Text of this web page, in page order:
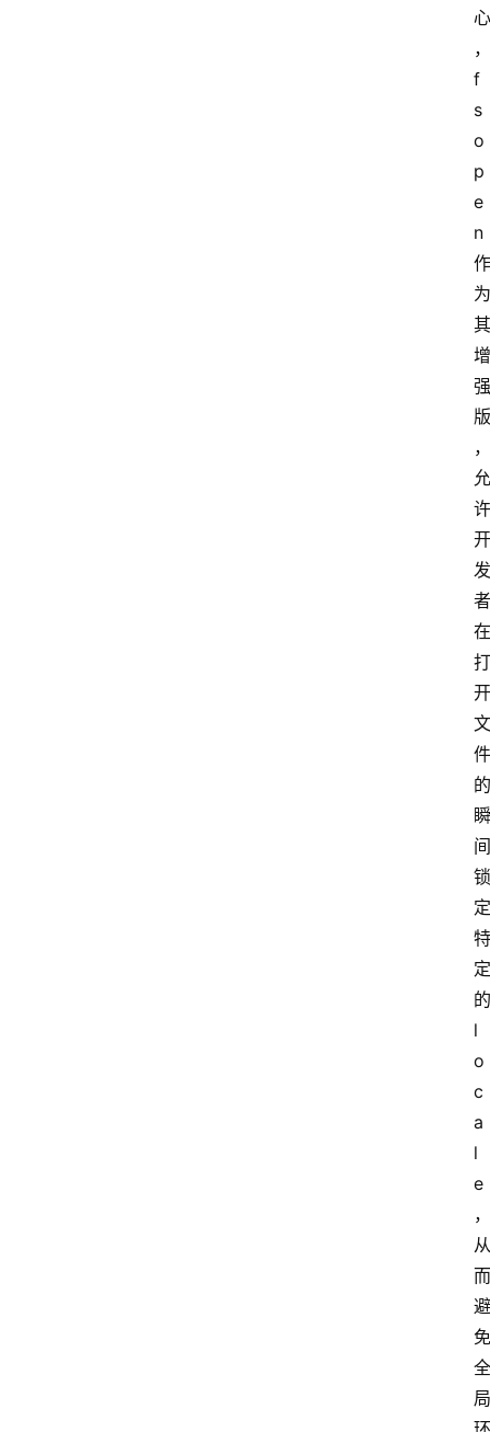
心
，
f
s
o
p
e
n
作
为
其
增
强
版
，
允
许
开
发
者
在
打
开
文
件
的
瞬
间
锁
定
特
定
的
l
o
c
a
l
e
，
从
而
避
免
全
局